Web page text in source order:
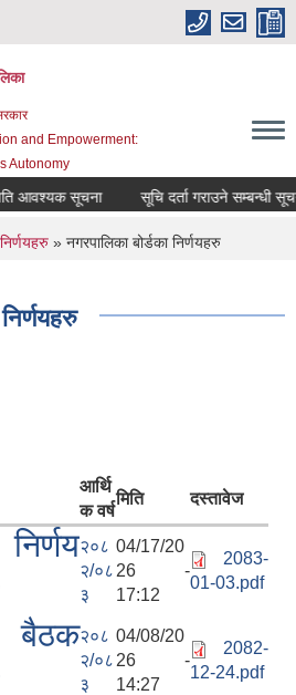
and Empowerment:
Autonomy
आवश्यक सूचना सूचि दर्ता गराउने सम्बन्धी
निर्णयहरु » नगरपालिका बोर्डका निर्णयहरु
आर्थि
क वर्ष
मिति दस्तावेज
२०८
२/०८
३
04/17/20
26 -
17:12
2083-
01-03.pdf
बैठक२०८
२/०८
३
04/08/20
26 -
14:27
2082-
12-24.pdf